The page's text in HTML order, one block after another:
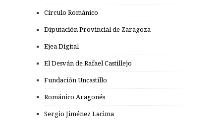
Círculo Románico
Diputación Provincial de Zaragoza
Ejea Digital
El Desván de Rafael Castillejo
Fundación Uncastillo
Románico Aragonés
Sergio Jiménez Lacima